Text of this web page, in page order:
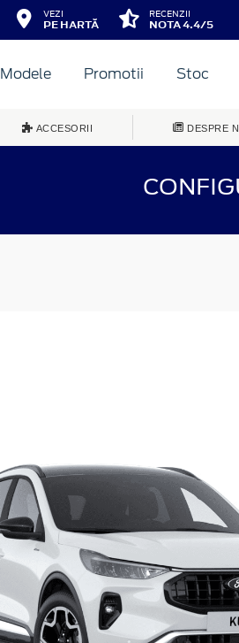
VEZI
PE HARTĂ
RECENZII
NOTA 4.4/5
Modele Promotii Stoc
ACCESORII DESPRE